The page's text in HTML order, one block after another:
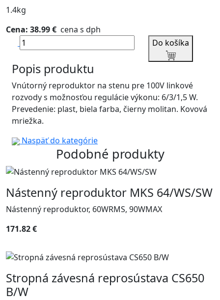
1.4kg
Cena: 38.99 € cena s dph
Do košíka
Popis produktu
Vnútorný reproduktor na stenu pre 100V linkové
rozvody s možnosťou regulácie výkonu: 6/3/1,5 W.
Prevedenie: plast, biela farba, čierny molitan. Kovová
mriežka.
Naspäť do kategórie
Podobné produkty
Nástenný reproduktor MKS 64/WS/SW
Nástenný reproduktor, 60WRMS, 90WMAX
171.82 €
Stropná závesná reprosústava CS650
B/W